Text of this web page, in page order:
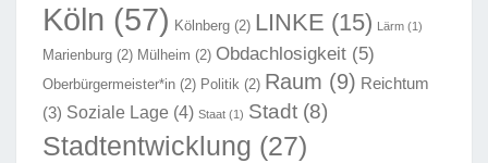
Köln (57) Kölnberg (2) LINKE (15) Lärm (1)
Marienburg (2) Mülheim (2) Obdachlosigkeit (5)
Oberbürgermeister*in (2) Politik (2) Raum (9) Reichtum
(3) Soziale Lage (4) Staat (1) Stadt (8)
Stadtentwicklung (27)